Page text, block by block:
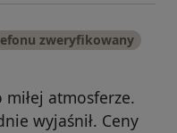
zweryfikowany
atmosferze.
wyjaśnił. Ceny